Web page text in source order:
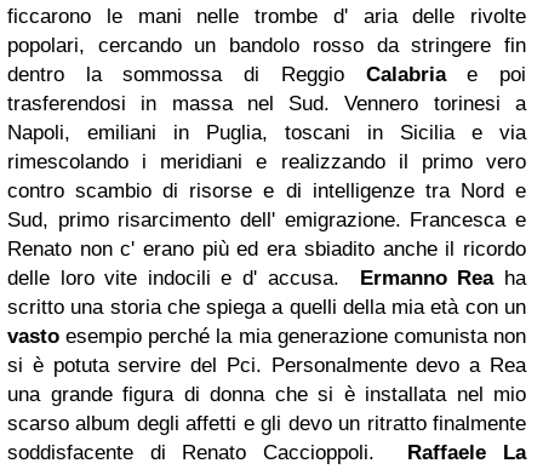
ficcarono le mani nelle trombe d' aria delle rivolte
popolari, cercando un bandolo rosso da stringere fin
dentro la sommossa di Reggio Calabriae poi
trasferendosi in massa nel Sud. Vennero torinesi a
Napoli, emiliani in Puglia, toscani in Sicilia e via
rimescolando i meridiani e realizzando il primo vero
contro scambio di risorse e di intelligenze tra Nord e
Sud, primo risarcimento dell' emigrazione. Francesca e
Renato non c' erano più ed era sbiadito anche il ricordo
delle loro vite indocili e d' accusa.
Ermanno Reaha
scritto una storia che spiega a quelli della mia età con un
vasto esempio perché la mia generazione comunista non
si è potuta servire del Pci. Personalmente devo a Rea
una grande figura di donna che si è installata nel mio
scarso album degli affetti e gli devo un ritratto finalmente
soddisfacente di Renato Caccioppoli.
Raffaele La